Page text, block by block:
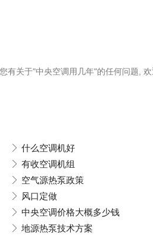
有关于"中央空调用几年"的任何问题,
什么空调机好
有收空调机组
空气源热泵政策
风口定做
中央空调价格大概多少钱
地源热泵技术方案